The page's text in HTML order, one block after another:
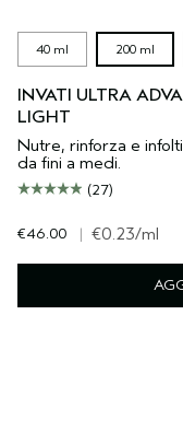
40 ml 200 ml
INVATI ULTRA
LIGHT
Nutre, rinforza e
da fini a medi.
(27)
€46.00 | €0.23/ml